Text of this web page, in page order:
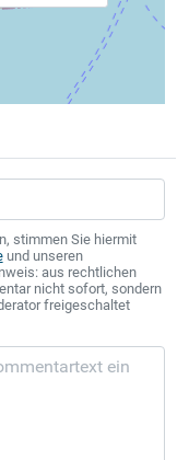
stimmen Sie hiermit
und unseren
aus rechtlichen
nicht sofort, sondern
freigeschaltet